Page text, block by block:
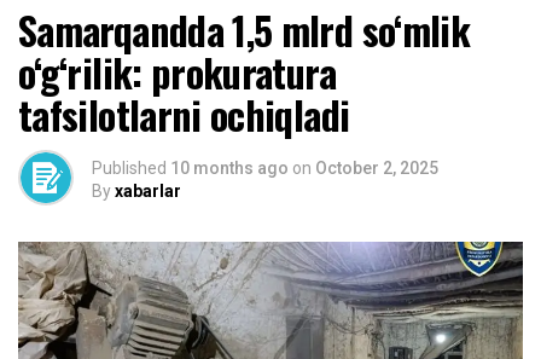
Samarqandda 1,5 mlrd so‘mlik
o‘g‘rilik: prokuratura
tafsilotlarni ochiqladi
Published 10 months ago on October 2, 2025
Byxabarlar